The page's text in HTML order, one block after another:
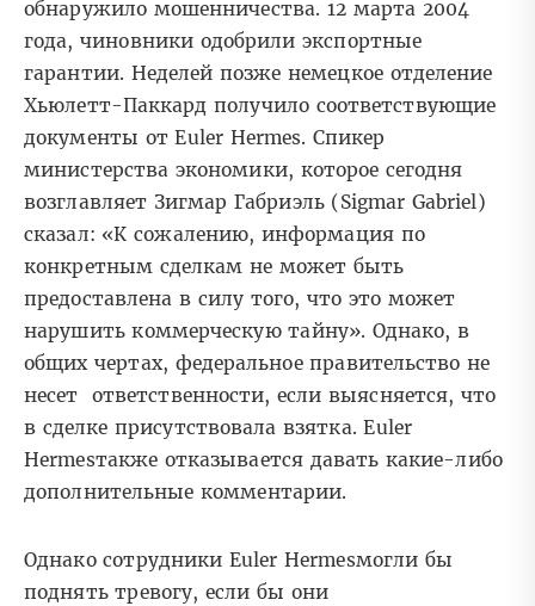
обнаружило мошенничества. 12 марта 2004
года, чиновники одобрили экспортные
гарантии. Неделей позже немецкое отделение
Хьюлетт-Паккард получило соответствующие
документы от Euler Hermes. Спикер
министерства экономики, которое сегодня
возглавляет Зигмар Габриэль (Sigmar Gabriel)
сказал: «К сожалению, информация по
конкретным сделкам не может быть
предоставлена в силу того, что это может
нарушить коммерческую тайну». Однако, в
общих чертах, федеральное правительство не
несет ответственности, если выясняется, что
в сделке присутствовала взятка. Euler
Hermesтакже отказывается давать какие-либо
дополнительные комментарии.
Однако сотрудники Euler Hermesмогли бы
поднять тревогу, если бы они